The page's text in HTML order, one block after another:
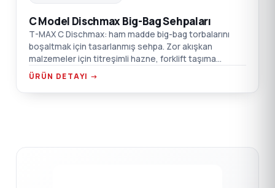
C Model Dischmax Big-Bag Sehpaları
T-MAX C Dischmax: ham madde big-bag torbalarını
boşaltmak için tasarlanmış sehpa. Zor akışkan
malzemeler için titreşimli hazne, forklift taşıma
noktaları, emiş kutusu flanş bağlantısı.
ÜRÜN DETAYI →